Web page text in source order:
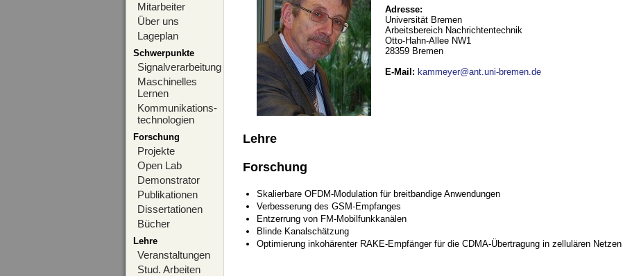
Mitarbeiter
Über uns
Lageplan
Schwerpunkte
Signalverarbeitung
Maschinelles
Lernen
Kommunikations-
technologien
Forschung
Projekte
Open Lab
Demonstrator
Publikationen
Dissertationen
Bücher
Lehre
Veranstaltungen
Stud. Arbeiten
Adresse:
Universität Bremen
Arbeitsbereich Nachrichtentechnik
Otto-Hahn-Allee NW1
28359 Bremen
E-Mail : kammeyer@ant.uni-bremen.de
Lehre
Forschung
Skalierbare OFDM-Modulation für breitbandige Anwendungen
Verbesserung des GSM-Empfanges
Entzerrung von FM-Mobilfunkkanälen
Blinde Kanalschätzung
Optimierung inkohärenter RAKE-Empfänger für die CDMA-Übertragung in zellulären Netzen